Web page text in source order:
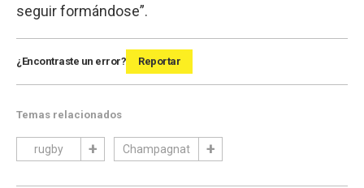
seguir formándose”.
¿Encontraste un error? Reportar
Temas relacionados
rugby Champagnat